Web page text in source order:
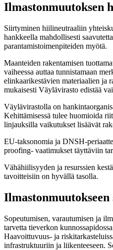
Ilmastonmuutoksen
Siirtyminen hiilineutraaliin
hankkeella mahdollisesti
parantamistoimenpiteiden myötä.
Maanteiden rakentamisen
vaiheessa auttaa tunnistamaan
elinkaarikestävien materiaalien ja
mukaisesti Väylävirasto edistää
Väylävirastolla on
Kehittämisessä tulee huomioida
linjauksilla vaikutukset lisäävät
EU-taksonomia ja DNSH-
proofing- vaatimukset täyttäviin
Vähähiilisyyden ja resurssien
tavoitteisiin on hyvällä tasolla.
Ilmastonmuutokseen
Sopeutumisen, varautumisen ja
tarvetta tieverkon
Haavoittuvuus- ja
infrastruktuuriin ja liikenteeseen.